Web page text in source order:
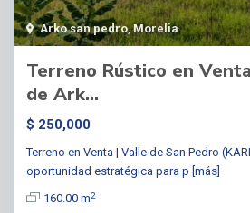
Arko san pedro,Morelia
Terreno Rústico en
de Ark...
$ 250,000
Terreno en Venta | Valle de San Pedro
oportunidad estratégica para p [más]
160.00 m2